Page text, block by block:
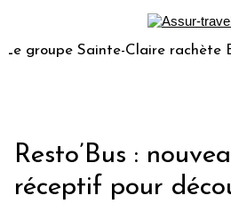
groupe Sainte-Claire rachète
Resto’Bus :
réceptif pour